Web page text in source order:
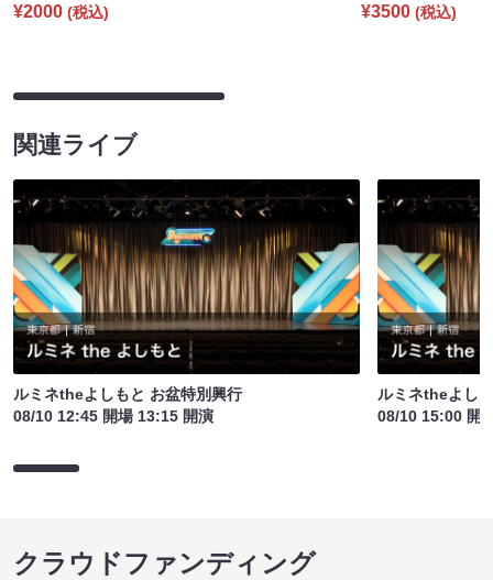
¥2000 (税込)
¥3500 (税込)
関連ライブ
ルミネtheよしもと お盆特別興行
08/10 12:45 開場 13:15 開演
ルミネtheよし
08/10 15:00 開
クラウドファンディング